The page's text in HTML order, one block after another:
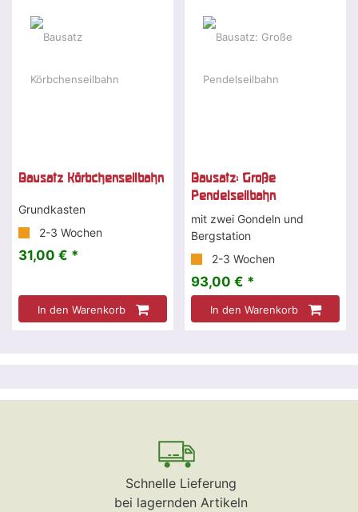
Bausatz Körbchenseilbahn
Grundkasten
2-3 Wochen
31,00 € *
In den Warenkorb
Bausatz: Große
Pendelseilbahn
mit zwei Gondeln und
Bergstation
2-3 Wochen
93,00 € *
In den Warenkorb
Schnelle Lieferung
bei lagernden Artikeln